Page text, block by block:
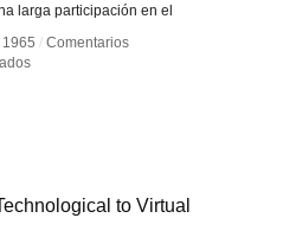
larga participación en el
/ Comentarios
en
/ Comentarios
en
to Virtual
to Virtual